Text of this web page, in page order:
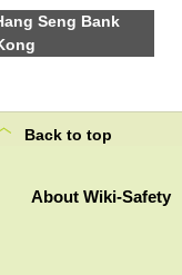
Seng Bank
Back to top
About Wiki-Safety